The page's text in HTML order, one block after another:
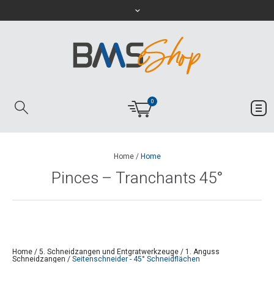
0
Home/Home
Pinces – Tranchants 45°
Home/5. Schneidzangen und Entgratwerkzeuge/1. Anguss
Schneidzangen /Seitenschneider - 45° Schneidflächen